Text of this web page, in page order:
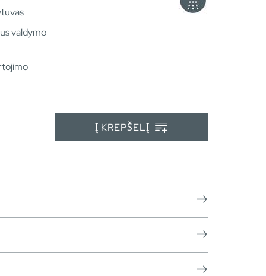
valdymo
Į KREPŠELĮ